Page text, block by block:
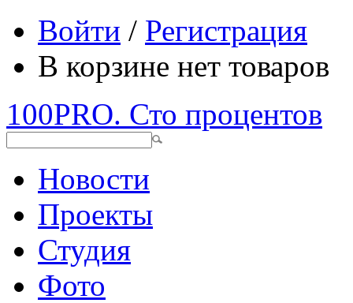
Войти / Регистрация
В корзине нет товаров
100PRO. Сто процентов
Новости
Проекты
Студия
Фото